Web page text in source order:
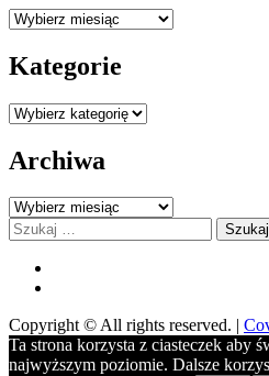
Nasze
Kategorie
Kategorie
Archiwa
Archiwa
Szukaj:
Copyright © All rights reserved.
Ta strona korzysta z ciasteczek aby
najwyższym poziomie. Dalsze